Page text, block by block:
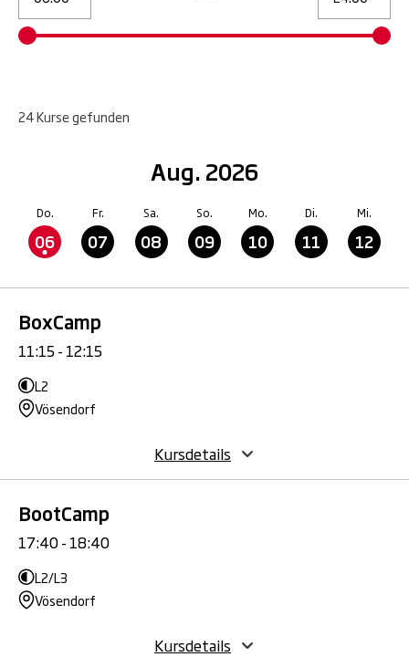
24Kursegefunden
Aug. 2026
Do.
06
Fr.
07
Sa.
08
So.
09
Mo.
10
Di.
11
Mi.
12
BoxCamp
11:15 - 12:15
L2
Vösendorf
Kursdetails
BootCamp
17:40 - 18:40
L2/L3
Vösendorf
Kursdetails